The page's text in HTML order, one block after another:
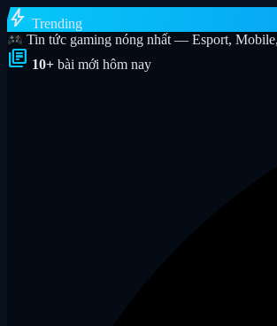
bolt Trending
Tin tức gaming nóng nhất — Esport,
library_books 10+ bài mới hôm nay